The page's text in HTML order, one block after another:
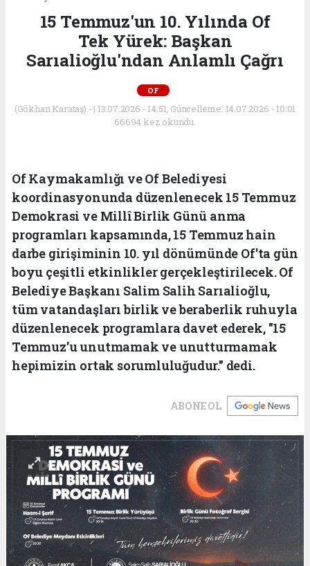
15 Temmuz'un 10. Yılında Of
Tek Yürek: Başkan
Sarıalioğlu'ndan Anlamlı Çağrı
OF
(Gökhan Karataş) - | 13.07.2026 - 14:51, Güncelleme: 14.07.2026 - 10:01
66694 kez okundu.
Of Kaymakamlığı ve Of Belediyesi
koordinasyonunda düzenlenecek 15 Temmuz
Demokrasi ve Millî Birlik Günü anma
programları kapsamında, 15 Temmuz hain
darbe girişiminin 10. yıl dönümünde Of'ta gün
boyu çeşitli etkinlikler gerçekleştirilecek. Of
Belediye Başkanı Salim Salih Sarıalioğlu,
tüm vatandaşları birlik ve beraberlik ruhuyla
düzenlenecek programlara davet ederek, "15
Temmuz'u unutmamak ve unutturmamak
hepimizin ortak sorumluluğudur." dedi.
ABONE OL